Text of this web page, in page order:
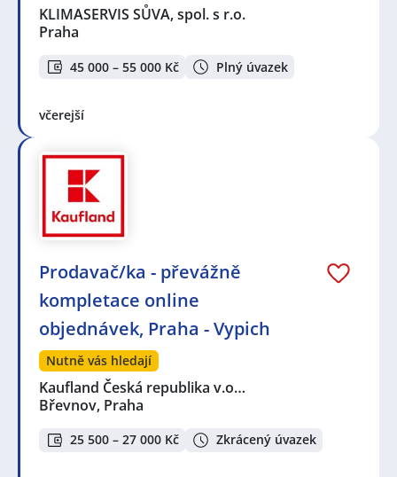
KLIMASERVIS SŮVA, spol. s r.o.
Praha
45 000 – 55 000 Kč Plný úvazek
včerejší
Prodavač/ka - převážně
kompletace online
objednávek, Praha - Vypich
Nutně vás hledají
Kaufland Česká republika v.o…
Břevnov, Praha
25 500 – 27 000 Kč Zkrácený úvazek